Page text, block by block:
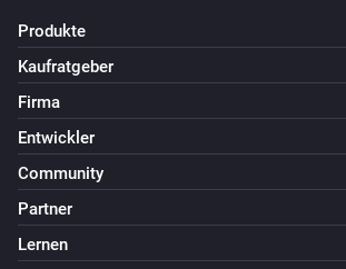
Produkte
Kaufratgeber
Firma
Entwickler
Community
Partner
Lernen